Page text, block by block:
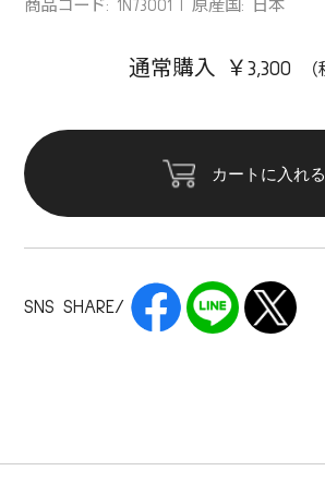
商品コード: 1N73001 原産国: 日本
通常購入 ￥3,300
カートに入れる
SNS SHARE/